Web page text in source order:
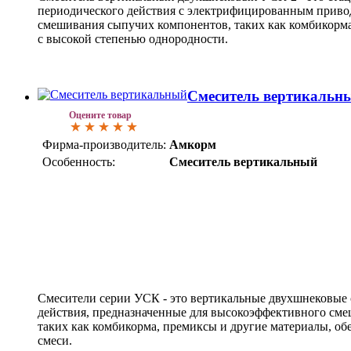
периодического действия с электрифицированным
смешивания сыпучих компонентов, таких как
с высокой степенью однородности.
Оцените товар
Смеситель
Фирма-производитель: Амкорм
Особенность:
Смеситель вертикальный
Смесители серии УСК - это вертикальные двухшнековые
действия, предназначенные для высокоэффективного
таких как комбикорма, премиксы и другие материалы,
смеси.